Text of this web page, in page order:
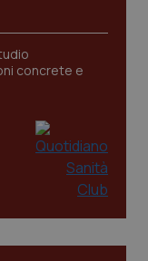
concrete e